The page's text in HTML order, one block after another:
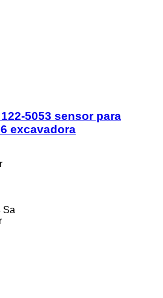
5053 sensor para
excavadora
Sa